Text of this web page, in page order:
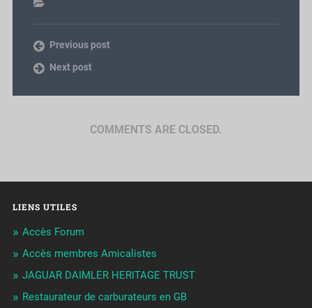
Previous post
Next post
COMMENTS ARE CLOSED.
LIENS UTILES
Accès Forum
Accès membres Amicalistes
JAGUAR DAIMLER HERITAGE TRUST
Restaurateur de carburateurs en GB